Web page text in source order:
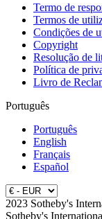
Termo de
Termos de
Condições de
Copyright
Resolução de
Política de
Livro de
Português
Português
English
Français
Español
2023 Sotheby's
Sotheby's